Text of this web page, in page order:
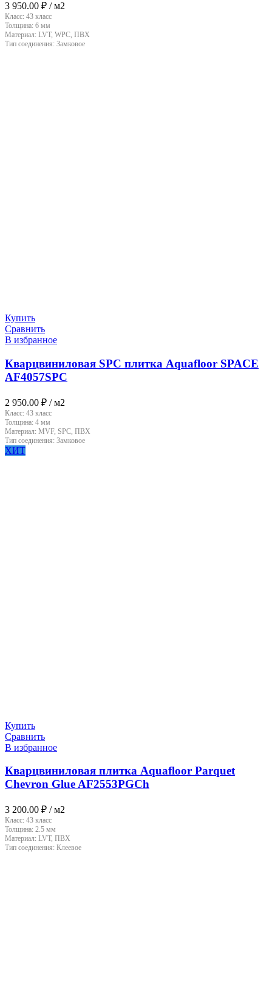
3 950.00 ₽ / м2
Класс: 43 класс
Толщина: 6 мм
Материал: LVT, WPC, ПВХ
Тип соединения: Замковое
Купить
Сравнить
В избранное
Кварцвиниловая SPC плитка Aquafloor SPACE
AF4057SPC
2 950.00 ₽ / м2
Класс: 43 класс
Толщина: 4 мм
Материал: MVF, SPC, ПВХ
Тип соединения: Замковое
ХИТ
Купить
Сравнить
В избранное
Кварцвиниловая плитка Aquafloor Parquet
Chevron Glue AF2553PGCh
3 200.00 ₽ / м2
Класс: 43 класс
Толщина: 2.5 мм
Материал: LVT, ПВХ
Тип соединения: Клеевое